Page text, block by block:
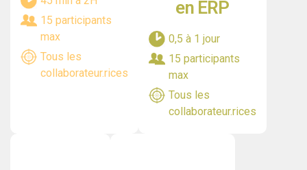
15 participants
max
Tous les
collaborateur.rices
en ERP
0,5 à 1 jour
15 participants
max
Tous les
collaborateur.rices